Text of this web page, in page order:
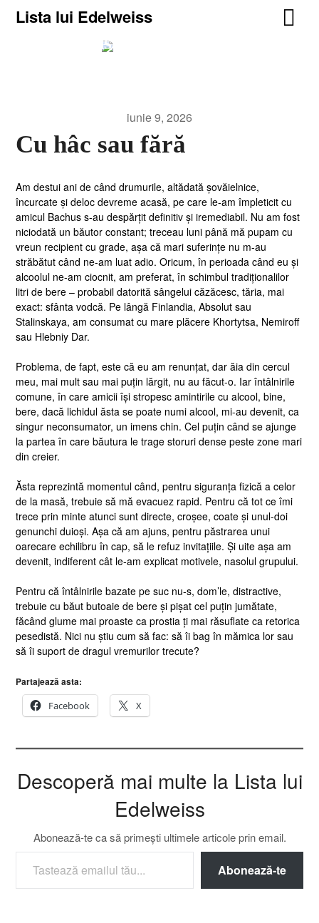
Lista lui Edelweiss
Lista lui Edelweiss
iunie 9, 2026
Cu hâc sau fără
Am destui ani de când drumurile, altădată șovăielnice,
încurcate și deloc devreme acasă, pe care le-am împleticit cu
amicul Bachus s-au despărțit definitiv și iremediabil. Nu am fost
niciodată un băutor constant; treceau luni până mă pupam cu
vreun recipient cu grade, așa că mari suferințe nu m-au
străbătut când ne-am luat adio. Oricum, în perioada când eu și
alcoolul ne-am ciocnit, am preferat, în schimbul tradiționalilor
litri de bere – probabil datorită sângelui căzăcesc, tăria, mai
exact: sfânta vodcă. Pe lângă Finlandia, Absolut sau
Stalinskaya, am consumat cu mare plăcere Khortytsa, Nemiroff
sau Hlebniy Dar.
Problema, de fapt, este că eu am renunțat, dar ăia din cercul
meu, mai mult sau mai puțin lărgit, nu au făcut-o. Iar întâlnirile
comune, în care amicii își stropesc amintirile cu alcool, bine,
bere, dacă lichidul ăsta se poate numi alcool, mi-au devenit, ca
singur neconsumator, un imens chin. Cel puțin când se ajunge
la partea în care băutura le trage storuri dense peste zone mari
din creier.
Ăsta reprezintă momentul când, pentru siguranța fizică a celor
de la masă, trebuie să mă evacuez rapid. Pentru că tot ce îmi
trece prin minte atunci sunt directe, croșee, coate și unul-doi
genunchi duioși. Așa că am ajuns, pentru păstrarea unui
oarecare echilibru în cap, să le refuz invitațiile. Și uite așa am
devenit, indiferent cât le-am explicat motivele, nasolul grupului.
Pentru că întâlnirile bazate pe suc nu-s, dom’le, distractive,
trebuie cu băut butoaie de bere și pișat cel puțin jumătate,
făcând glume mai proaste ca prostia ți mai răsuflate ca retorica
pesedistă. Nici nu știu cum să fac: să îi bag în mămica lor sau
să îi suport de dragul vremurilor trecute?
Partajează asta:
Facebook
X
Descoperă mai multe la Lista lui
Edelweiss
Abonează-te ca să primești ultimele articole prin email.
TASTEAZĂ EMAILUL TĂU...
Abonează-te